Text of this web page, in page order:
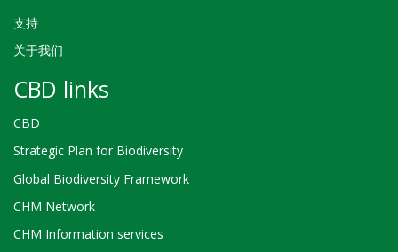
支持
关于我们
CBD links
CBD
Strategic Plan for Biodiversity
Global Biodiversity Framework
CHM Network
CHM Information services